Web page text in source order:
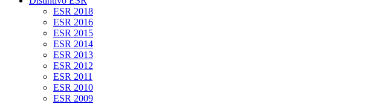
ESR 2018
ESR 2016
ESR 2015
ESR 2014
ESR 2013
ESR 2012
ESR 2011
ESR 2010
ESR 2009